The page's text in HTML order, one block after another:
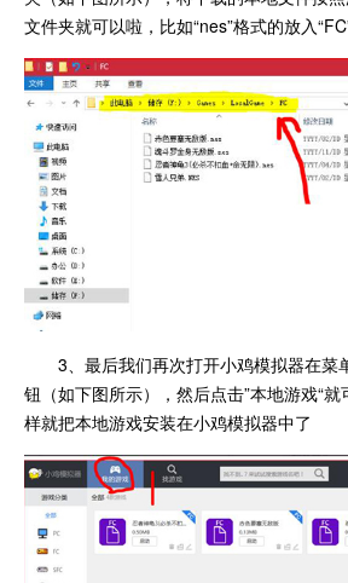
文件夹就可以啦，比如“nes”格式的放入
3、最后我们再次打开小鸡模拟器在菜
钮（如下图所示），然后点击”本地游戏“
样就把本地游戏安装在小鸡模拟器中了